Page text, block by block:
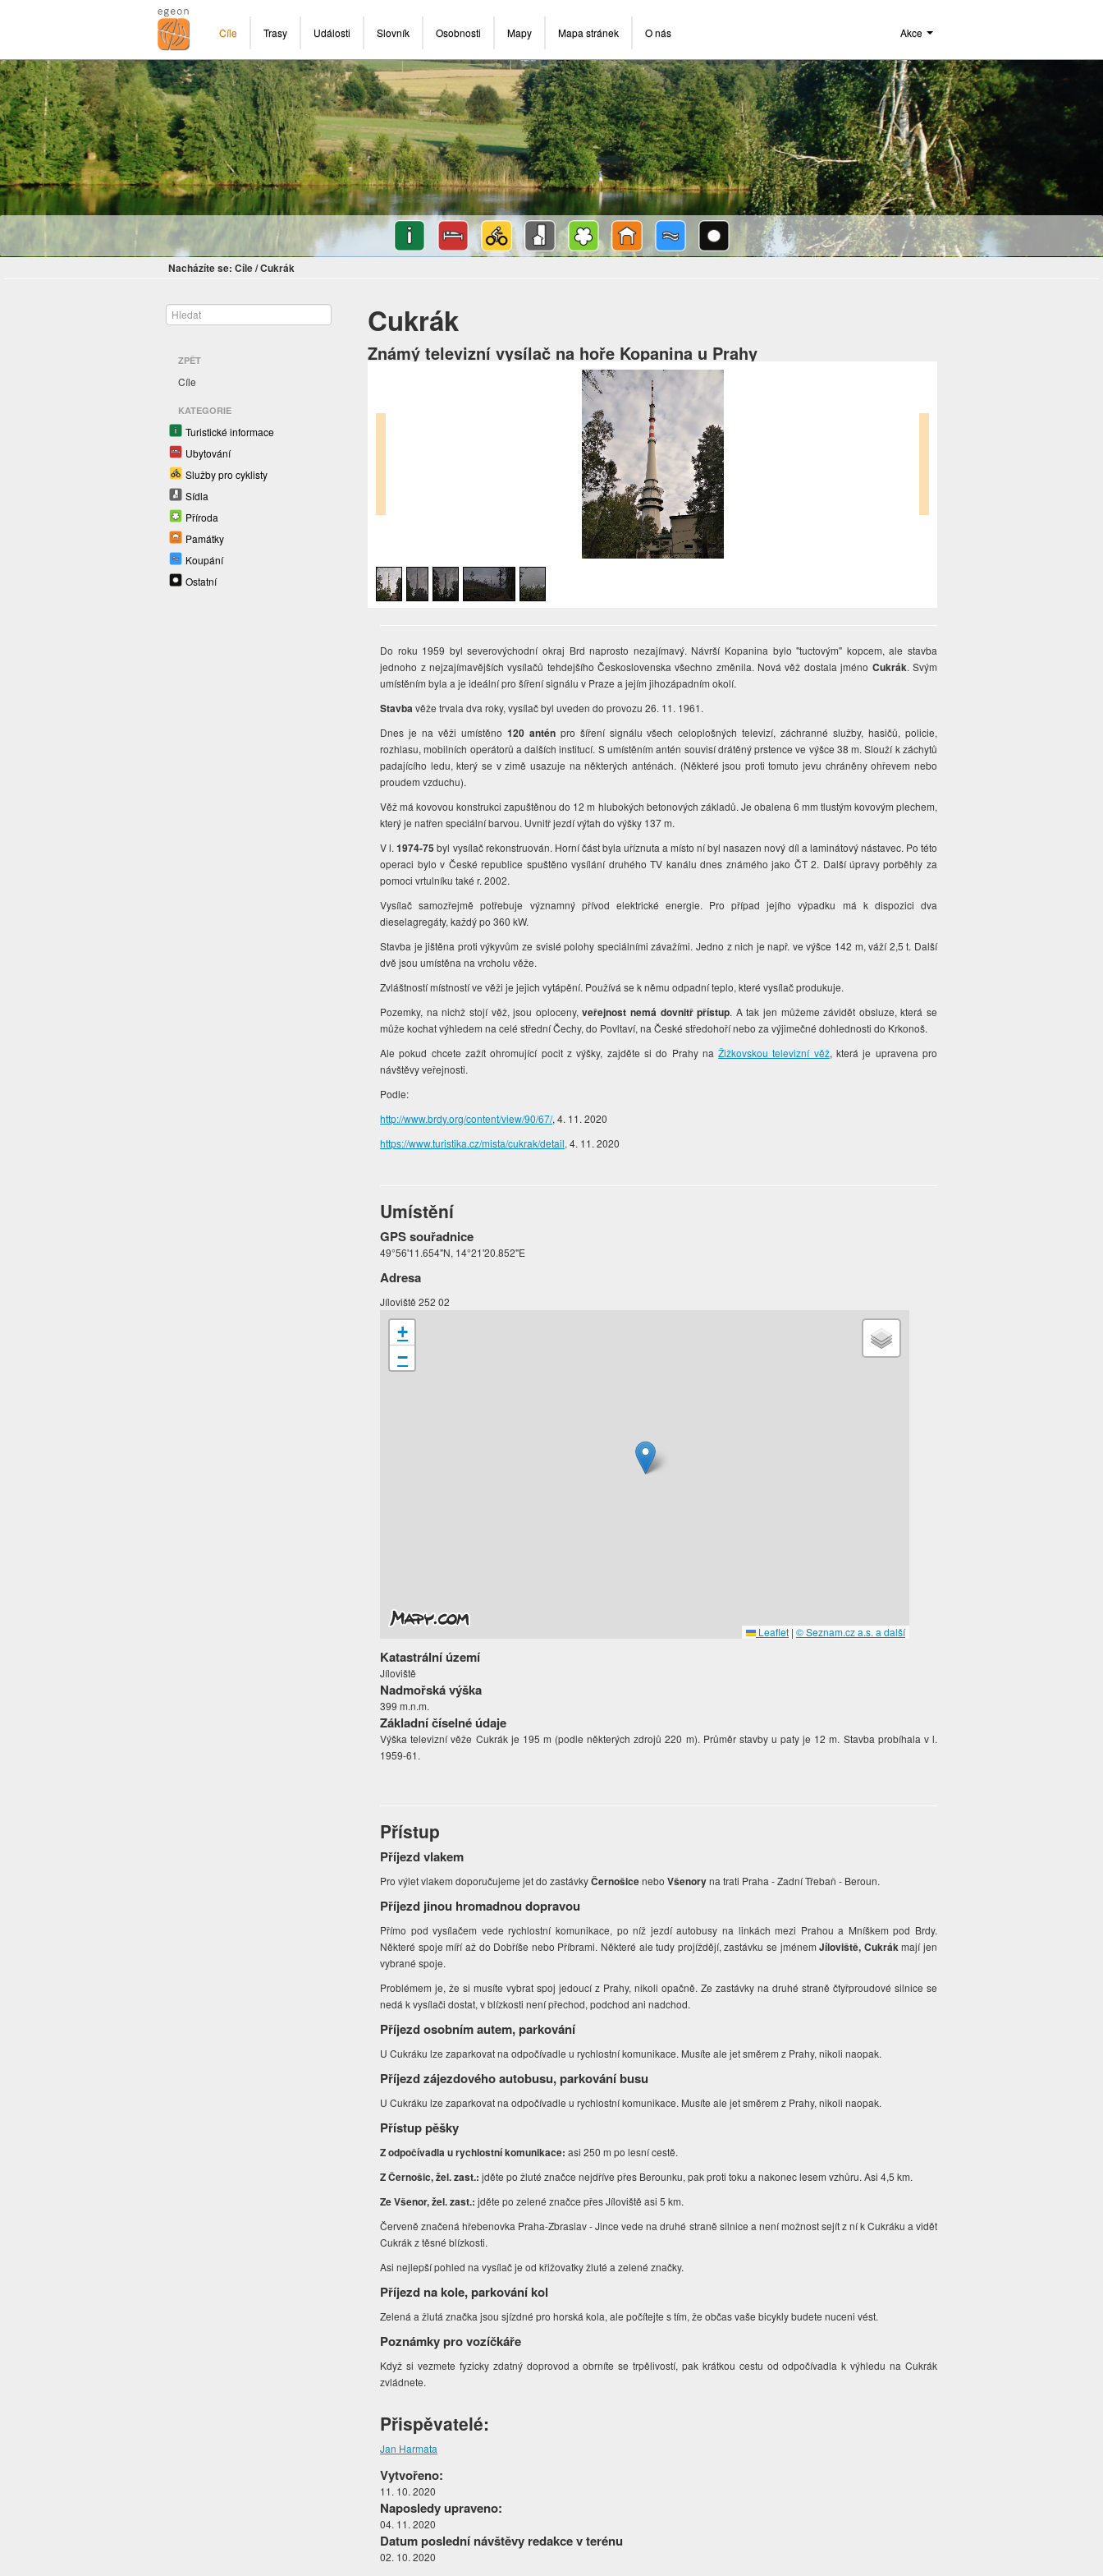
Cíle Trasy Události Slovník Osobnosti Mapy Mapa stránek O nás Akce
Nacházíte se: Cíle/Cukrák
ZPĚT
Cíle
KATEGORIE
Turistické informace
Ubytování
Služby pro cyklisty
Sídla
Příroda
Památky
Koupání
Ostatní
Cukrák
Známý televizní vysílač na hoře Kopanina u Prahy
Do roku 1959 byl severovýchodní okraj Brd naprosto nezajímavý. Návrší Kopanina bylo "tuctovým" kopcem, ale stavba
jednoho z nejzajímavějších vysílačů tehdejšího Československa všechno změnila. Nová věž dostala jméno Cukrák. Svým
umístěním byla a je ideální pro šíření signálu v Praze a jejím jihozápadním okolí.
Stavbavěže trvala dva roky, vysílač byl uveden do provozu 26. 11. 1961.
Dnes je na věži umístěno 120 anténpro šíření signálu všech celoplošných televizí, záchranné služby, hasičů, policie,
rozhlasu, mobilních operátorů a dalších institucí. S umístěním antén souvisí drátěný prstence ve výšce 38 m. Slouží k záchytů
padajícího ledu, který se v zimě usazuje na některých anténách. (Některé jsou proti tomuto jevu chráněny ohřevem nebo
proudem vzduchu).
Věž má kovovou konstrukci zapuštěnou do 12 m hlubokých betonových základů. Je obalena 6 mm tlustým kovovým plechem,
který je natřen speciální barvou. Uvnitř jezdí výtah do výšky 137 m.
V l.1974-75 byl vysílač rekonstruován. Horní část byla uříznuta a místo ní byl nasazen nový díl a laminátový nástavec. Po této
operaci bylo v České republice spuštěno vysílání druhého TV kanálu dnes známého jako ČT 2. Další úpravy porběhly za
pomoci vrtulníku také r. 2002.
Vysílač samozřejmě potřebuje významný přívod elektrické energie. Pro případ jejího výpadku má k dispozici dva
dieselagregáty, každý po 360 kW.
Stavba je jištěna proti výkyvům ze svislé polohy speciálními závažími. Jedno z nich je např. ve výšce 142 m, váží 2,5 t. Další
dvě jsou umístěna na vrcholu věže.
Zvláštností místností ve věži je jejich vytápění. Používá se k němu odpadní teplo, které vysílač produkuje.
Pozemky, na nichž stojí věž, jsou oploceny,veřejnost nemá dovnitř přístup. A tak jen můžeme závidět obsluze, která se
může kochat výhledem na celé střední Čechy, do Povltaví, na České středohoří nebo za výjimečné dohlednosti do Krkonoš.
Ale pokud chcete zažít ohromující pocit z výšky, zajděte si do Prahy naŽižkovskou televizní věž, která je upravena pro
návštěvy veřejnosti.
Podle:
http://www.brdy.org/content/view/90/67/, 4. 11. 2020
https://www.turistika.cz/mista/cukrak/detail, 4. 11. 2020
Umístění
GPS souřadnice
49°56'11.654"N, 14°21'20.852"E
Adresa
Jíloviště 252 02
+
−
Leaflet | © Seznam.cz a.s. a další
Katastrální území
Jíloviště
Nadmořská výška
399 m.n.m.
Základní číselné údaje
Výška televizní věže Cukrák je 195 m (podle některých zdrojů 220 m). Průměr stavby u paty je 12 m. Stavba probíhala v l.
1959-61.
Přístup
Příjezd vlakem
Pro výlet vlakem doporučujeme jet do zastávkyČernošiceneboVšenoryna trati Praha - Zadní Třebaň - Beroun.
Příjezd jinou hromadnou dopravou
Přímo pod vysílačem vede rychlostní komunikace, po níž jezdí autobusy na linkách mezi Prahou a Mníškem pod Brdy.
Některé spoje míří až do Dobříše nebo Příbrami. Některé ale tudy projíždějí, zastávku se jménemJíloviště, Cukrákmají jen
vybrané spoje.
Problémem je, že si musíte vybrat spoj jedoucí z Prahy, nikoli opačně. Ze zastávky na druhé straně čtyřproudové silnice se
nedá k vysílači dostat, v blízkosti není přechod, podchod ani nadchod.
Příjezd osobním autem, parkování
U Cukráku lze zaparkovat na odpočívadle u rychlostní komunikace. Musíte ale jet směrem z Prahy, nikoli naopak.
Příjezd zájezdového autobusu, parkování busu
U Cukráku lze zaparkovat na odpočívadle u rychlostní komunikace. Musíte ale jet směrem z Prahy, nikoli naopak.
Přístup pěšky
Z odpočívadla u rychlostní komunikace:asi 250 m po lesní cestě.
Z Černošic, žel. zast.: jděte po žluté značce nejdříve přes Berounku, pak proti toku a nakonec lesem vzhůru. Asi 4,5 km.
Ze Všenor, žel. zast.: jděte po zelené značce přes Jíloviště asi 5 km.
Červeně značená hřebenovka Praha-Zbraslav - Jince vede na druhé straně silnice a není možnost sejít z ní k Cukráku a vidět
Cukrák z těsné blízkosti.
Asi nejlepší pohled na vysílač je od křižovatky žluté a zelené značky.
Příjezd na kole, parkování kol
Zelená a žlutá značka jsou sjízdné pro horská kola, ale počítejte s tím, že občas vaše bicykly budete nuceni vést.
Poznámky pro vozíčkáře
Když si vezmete fyzicky zdatný doprovod a obrníte se trpělivostí, pak krátkou cestu od odpočívadla k výhledu na Cukrák
zvládnete.
Přispěvatelé:
Jan Harmata
Vytvořeno:
11. 10. 2020
Naposledy upraveno:
04. 11. 2020
Datum poslední návštěvy redakce v terénu
02. 10. 2020